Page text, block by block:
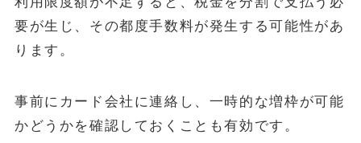
要が生じ、その都度手数料が発生する可能性があ
ります。
事前にカード会社に連絡し、一時的な増枠が可能
かどうかを確認しておくことも有効です。